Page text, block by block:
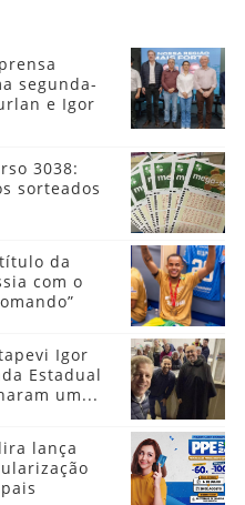
segunda-
e Igor
3038:
sorteados
da
com o
Igor
Estadual
um...
lança